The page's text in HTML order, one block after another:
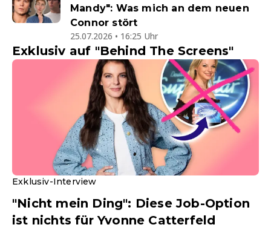
Mandy": Was mich an dem neuen
Connor stört
25.07.2026 • 16:25 Uhr
Exklusiv auf "Behind The Screens"
Exklusiv-Interview
"Nicht mein Ding": Diese Job-Option
ist nichts für Yvonne Catterfeld